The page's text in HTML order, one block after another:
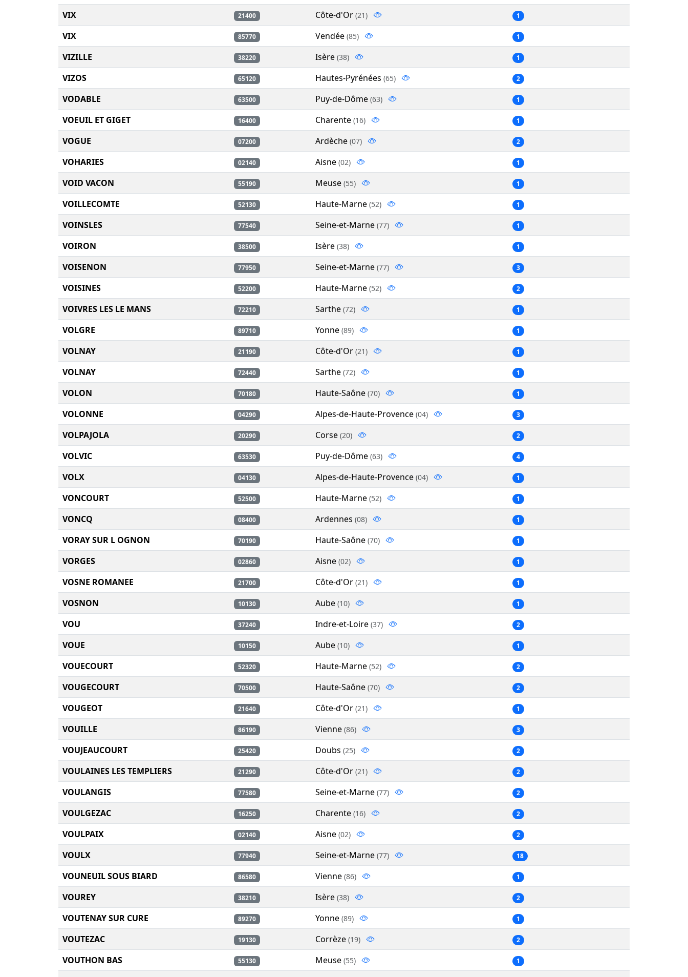
VIX 21400 Côte-d'Or (21) 1
VIX 85770 Vendée (85) 1
VIZILLE 38220 Isère (38) 1
VIZOS 65120 Hautes-Pyrénées (65) 2
VODABLE 63500 Puy-de-Dôme (63) 1
VOEUIL ET GIGET 16400 Charente (16) 1
VOGUE 07200 Ardèche (07) 2
VOHARIES 02140 Aisne (02) 1
VOID VACON 55190 Meuse (55) 1
VOILLECOMTE 52130 Haute-Marne (52) 1
VOINSLES 77540 Seine-et-Marne (77) 1
VOIRON 38500 Isère (38) 1
VOISENON 77950 Seine-et-Marne (77) 3
VOISINES 52200 Haute-Marne (52) 2
VOIVRES LES LE MANS 72210 Sarthe (72) 1
VOLGRE 89710 Yonne (89) 1
VOLNAY 21190 Côte-d'Or (21) 1
VOLNAY 72440 Sarthe (72) 1
VOLON 70180 Haute-Saône (70) 1
VOLONNE 04290 Alpes-de-Haute-Provence (04) 3
VOLPAJOLA 20290 Corse (20) 2
VOLVIC 63530 Puy-de-Dôme (63) 4
VOLX 04130 Alpes-de-Haute-Provence (04) 1
VONCOURT 52500 Haute-Marne (52) 1
VONCQ 08400 Ardennes (08) 1
VORAY SUR L OGNON 70190 Haute-Saône (70) 1
VORGES 02860 Aisne (02) 1
VOSNE ROMANEE 21700 Côte-d'Or (21) 1
VOSNON 10130 Aube (10) 1
VOU 37240 Indre-et-Loire (37) 2
VOUE 10150 Aube (10) 1
VOUECOURT 52320 Haute-Marne (52) 2
VOUGECOURT 70500 Haute-Saône (70) 2
VOUGEOT 21640 Côte-d'Or (21) 1
VOUILLE 86190 Vienne (86) 3
VOUJEAUCOURT 25420 Doubs (25) 2
VOULAINES LES TEMPLIERS 21290 Côte-d'Or (21) 2
VOULANGIS 77580 Seine-et-Marne (77) 2
VOULGEZAC 16250 Charente (16) 2
VOULPAIX 02140 Aisne (02) 2
VOULX 77940 Seine-et-Marne (77) 18
VOUNEUIL SOUS BIARD 86580 Vienne (86) 1
VOUREY 38210 Isère (38) 2
VOUTENAY SUR CURE 89270 Yonne (89) 1
VOUTEZAC 19130 Corrèze (19) 2
VOUTHON BAS 55130 Meuse (55) 1